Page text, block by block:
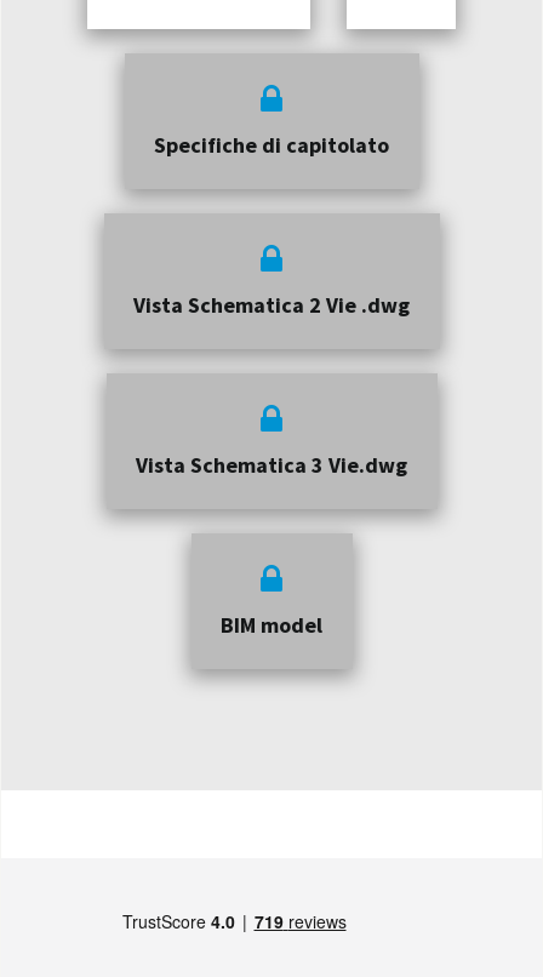
Specifiche di capitolato
Vista Schematica 2 Vie .dwg
Vista Schematica 3 Vie.dwg
BIM model